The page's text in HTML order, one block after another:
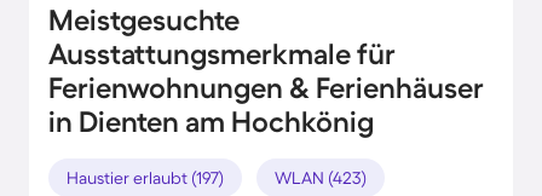
Meistgesuchte
Ausstattungsmerkmale für
Ferienwohnungen & Ferienhäuser
in Dienten am Hochkönig
Haustier erlaubt (197) WLAN (423)